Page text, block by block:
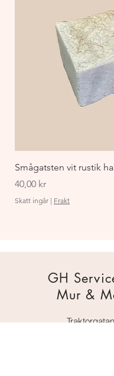
Smågatsten vit rustik
Pris
40,00 kr
Skatt ingår | Frakt
GH
Mur &